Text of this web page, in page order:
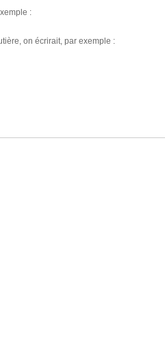
:
on écrirait, par exemple :